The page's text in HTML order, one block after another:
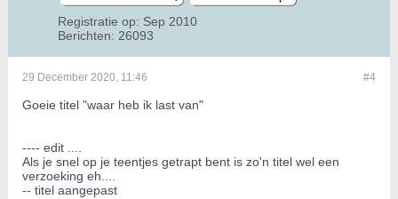
Registratie op: Sep 2010
Berichten: 26093
#4
29 December 2020, 11:46
Goeie titel "waar heb ik last van"
---- edit ....
Als je snel op je teentjes getrapt bent is zo'n titel wel een
verzoeking eh....
-- titel aangepast